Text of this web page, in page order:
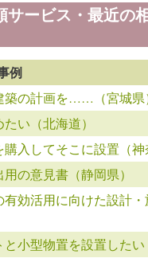
サービス・最近の
例
築の計画を……（宮城県
い（北海道）
入してそこに設置（神
の意見書（静岡県）
有効活用に向けた設計
小型物置を設置したい